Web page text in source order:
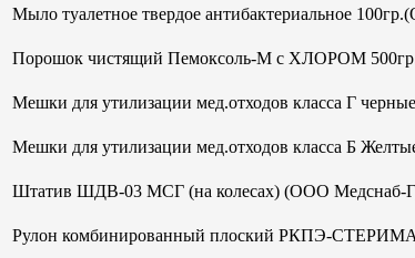
Мыло туалетное твердое антибактериальное
Порошок чистящий Пемоксоль-М с ХЛОРОМ
Мешки для утилизации мед.отходов класса Г
Мешки для утилизации мед.отходов класса Б
Штатив ШДВ-03 МСГ (на колесах) (ООО Медснаб-
Рулон комбинированный плоский РКПЭ-